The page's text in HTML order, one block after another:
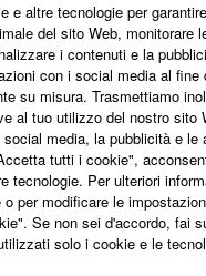
your playing skills. It
selection of interactive
courses. Select a song
immediate feedback for
support.
- Italia
e altre tecnologie per
del sito Web, monitorare
i contenuti e la
con i social media al fine
su misura. Trasmettiamo
al tuo utilizzo del nostro sito
media, la pubblicità e le
tutti i cookie",
tecnologie. Per ulteriori
per modificare le
Se non sei d'accordo, fai
solo i cookie e le